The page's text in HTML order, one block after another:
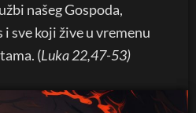
našeg Gospoda,
sve koji žive u vremenu
(Luka 22,47-53)